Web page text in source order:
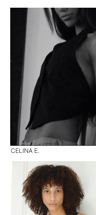
CELINA E.